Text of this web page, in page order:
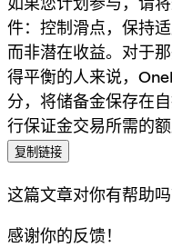
件：控制滑点，保持
而非潜在收益。对于
得平衡的人来说，
分，将储备金保存在
行保证金交易所需的额
复制链接
这篇文章对你有帮助吗
感谢你的反馈！